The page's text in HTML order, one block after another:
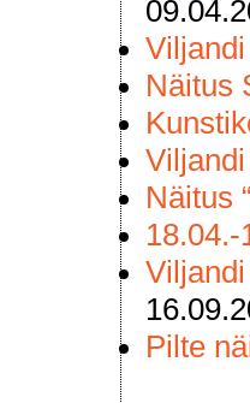
Viljandi
Näitus
Näitus
Pilte